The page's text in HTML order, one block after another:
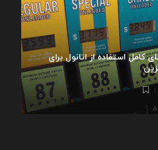
کامل استفاده از اتانول برای